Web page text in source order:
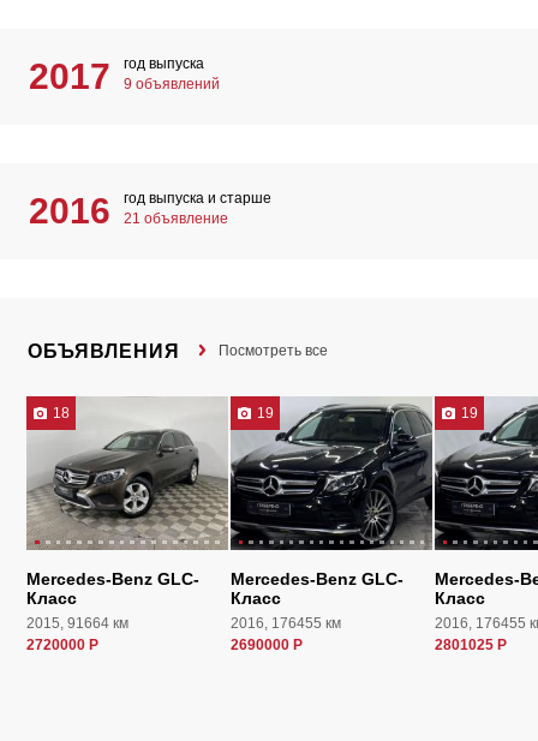
2017
год выпуска
9 объявлений
2016
год выпуска и старше
21 объявление
ОБЪЯВЛЕНИЯ Посмотреть все
18
Mercedes-Benz GLC-
Класс
2015, 91664 км
2720000 Р
19
Mercedes-Benz GLC-
Класс
2016, 176455 км
2690000 Р
19
Mercedes-
Класс
2016, 176455
2801025 Р